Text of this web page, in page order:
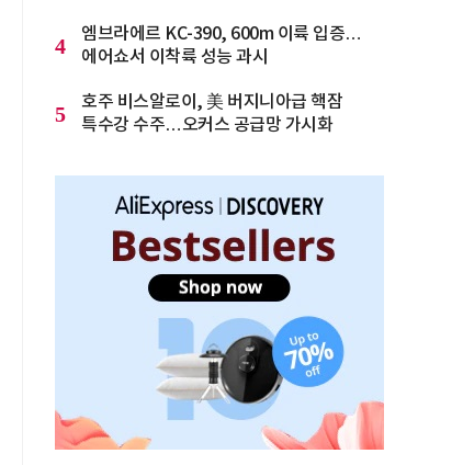
4
엠브라에르 KC-390, 600m 이륙 입증…
에어쇼서 이착륙 성능 과시
5
호주 비스알로이, 美 버지니아급 핵잠
특수강 수주…오커스 공급망 가시화